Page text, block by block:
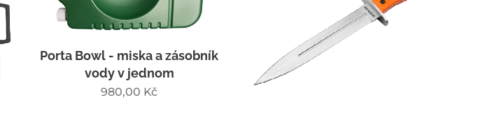
Porta Bowl - miska a zásobník
vody v jednom
980,00 Kč